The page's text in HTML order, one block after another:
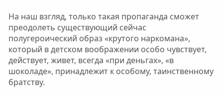
На наш взгляд, только такая пропаганда сможет
преодолеть существующий сейчас
полугероический образ «крутого наркомана»,
который в детском воображении особо чувствует,
действует, живет, всегда «при деньгах», «в
шоколаде», принадлежит к особому, таинственному
братству.